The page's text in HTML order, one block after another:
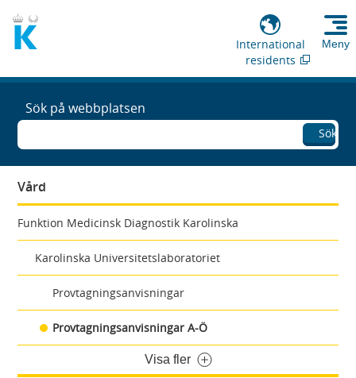
International
residents
Meny
Sök på webbplatsen
Sök
Vård
Funktion Medicinsk Diagnostik Karolinska
Karolinska Universitetslaboratoriet
Provtagningsanvisningar
Provtagningsanvisningar A-Ö
Visa fler